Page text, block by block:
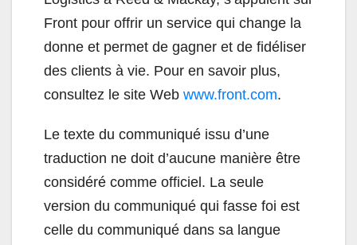
Front pour offrir un service qui change la
donne et permet de gagner et de fidéliser
des clients à vie. Pour en savoir plus,
consultez le site Web www.front.com.
Le texte du communiqué issu d’une
traduction ne doit d’aucune manière être
considéré comme officiel. La seule
version du communiqué qui fasse foi est
celle du communiqué dans sa langue